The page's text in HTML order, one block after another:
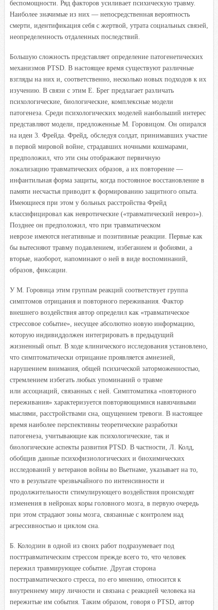
беспомощности. Ряд факторов усиливает психическую травму.
Наиболее значимые из них — непосредственная вероятность
смерти, идентификация себя с жертвой, утрата социальных связей,
неопределенность отдаленных последствий.
Большую сложность представляет определение патогенетических
механизмов PTSD. В настоящее время существуют различные
взгляды на них и, соответственно, несколько новых подходов к их
изучению. В связи с этим Е. Брег предлагает различать
психологические, биологические, комплексные модели
патогенеза. Среди психологических моделей наибольший интерес
представляют модели, предложенные М. Горовицом. Он опирался
на идеи 3. Фрейда. Фрейд, обследуя солдат, принимавших участие
в первой мировой войне, страдавших ночными кошмарами,
предположил, что эти сны отображают первичную
локализацию травматических образов, а их повторение —
инфантильная форма защиты, когда постоянное восстановление в
памяти несчастья приводит к формированию защитного опыта.
Имеющиеся при этом у больных расстройства Фрейд
классифицировал как невротические («травматический невроз»).
Позднее он предположил, что при травматическом
неврозе имеются негативные и позитивные реакции. Первые как
бы вытесняют травму подавлением, избеганием и фобиями, а
вторые, наоборот, напоминают о ней в виде воспоминаний,
образов, фиксации.
У М. Горовица этим группам реакций соответствует группа
симптомов отрицания и повторного переживания. Фактор
внешнего воздействия автор определил как «травматическое
стрессовое событие», несущее абсолютно новую информацию,
которую индивиддолжен интегрировать в предыдущий
жизненный опыт. В ходе клинического исследования установлено,
что симптоматически отрицание проявляется амнезией,
нарушением внимания, общей психической заторможенностью,
стремлением избегать любых упоминаний о травме
или ассоциаций, связанных с ней. Симптоматика «повторного
переживания» характеризуется повторяющимися навязчивыми
мыслями, расстройствами сна, ощущением тревоги. В настоящее
время наиболее перспективны теоретические разработки
патогенеза, учитывающие как психологические, так и
биологические аспекты развития PTSD. В частности, Л. Колд,
обобщив данные психофизиологических и биохимических
исследований у ветеранов войны во Вьетнаме, указывает на то,
что в результате чрезвычайного по интенсивности и
продолжительности стимулирующего воздействия происходят
изменения в нейронах коры головного мозга, в первую очередь
при этом страдают зоны мозга, связанные с контролем над
агрессивностью и циклом сна.
Б. Колодзин в одной из своих работ подразумевает под
посттравматическим стрессом прежде всего то, что человек
пережил травмирующее событие. Другая сторона
посттравматического стресса, по его мнению, относится к
внутреннему миру личности и связана с реакцией человека на
пережитые им события. Таким образом, говоря о PTSD, автор